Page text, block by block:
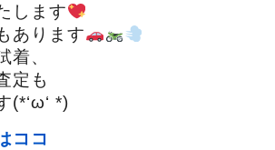
します
あります
着、
定も
(*‘ω‘ *)
ココ